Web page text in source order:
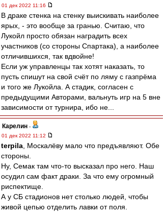
01 дек 2022 11:16
В драке стенка на стенку выискивать наиболее
ярых, - это вообще за гранью. Считаю, что
Лукойл просто обязан наградить всех
участников (со стороны Спартака), а наиболее
отличившихся, так вдвойне!
Если уж управленцы так хотят наказать, то
пусть спишут на свой счёт по ляму с газпрёма
и того же Лукойла. А стадик, согласен с
предыдущими Авторами, вальнуть игр на 5 вне
зависимости от турнира, ибо не...
Карелин -
01 дек 2022 11:12
terpila , Москалёву мало что предъявляют. Обе
стороны.
Ну, Семак там что-то высказал про него. Наш
осудил сам факт драки. За что ему огромный
риспектище.
А у СБ стадионов нет столько людей, чтобы
живой цепью отделить лавки от поля.